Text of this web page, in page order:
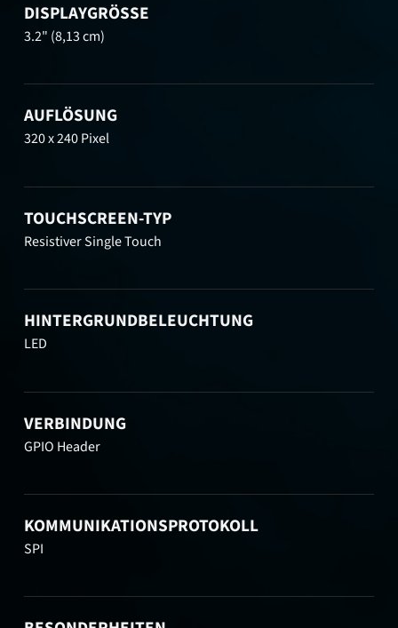
DISPLAYGRÖSSE
3.2" (8,13 cm)
AUFLÖSUNG
320 x 240 Pixel
TOUCHSCREEN-TYP
Resistiver Single Touch
HINTERGRUNDBELEUCHTUNG
LED
VERBINDUNG
GPIO Header
KOMMUNIKATIONSPROTOKOLL
SPI